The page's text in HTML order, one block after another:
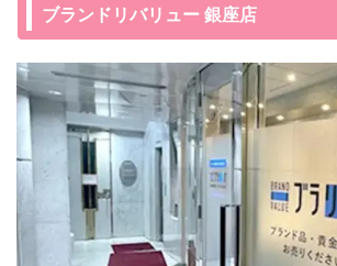
ブランドリバリュー 銀座店